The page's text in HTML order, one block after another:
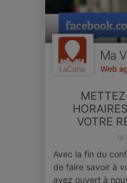
VOTRE
18
Avec la fin du
de faire savoir à
avez ouvert à